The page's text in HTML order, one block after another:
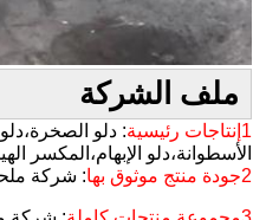
ملف الشركة
1إنتاجات رئيسية
: دلو
الأسطوانة،دلو الإبهام،المكسر
2جودة منتج موثوق بها
: شركة